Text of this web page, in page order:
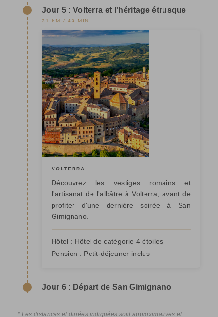
Jour 5 : Volterra et l'héritage étrusque
31 KM / 43 MIN
VOLTERRA
Découvrez les vestiges romains et
l'artisanat de l'albâtre à Volterra, avant de
profiter d'une dernière soirée à San
Gimignano.
Hôtel : Hôtel de catégorie 4 étoiles
Pension : Petit-déjeuner inclus
Jour 6 : Départ de San Gimignano
* Les distances et durées indiquées sont approximatives et